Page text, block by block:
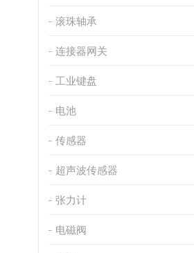
滚珠轴承
连接器网关
工业键盘
电池
传感器
超声波传感器
张力计
电磁阀